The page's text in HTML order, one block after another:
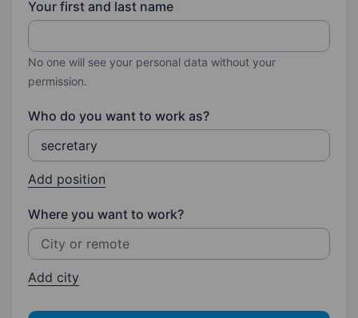
Your first and last name
No one will see your personal data without your
permission.
Who do you want to work as?
Add position
Where you want to work?
Add city